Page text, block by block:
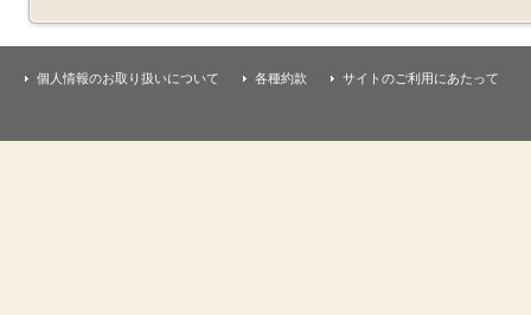
個人情報のお取り扱いについて 各種約款 サイトのご利用にあたって